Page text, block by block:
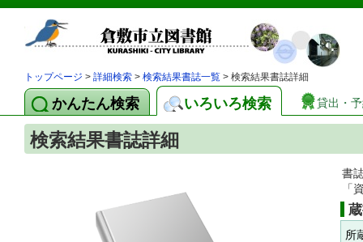
トップページ > 詳細検索 > 検索結果書誌一覧 > 検索結果書誌詳細
かんたん検索 いろいろ検索 貸出・
検索結果書誌詳細
書
「
所